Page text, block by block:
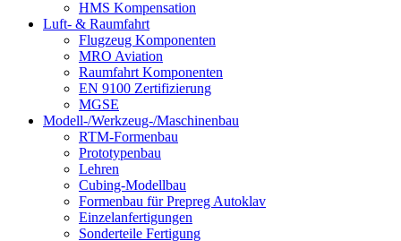
HMS Kompensation
Luft- & Raumfahrt
Flugzeug Komponenten
MRO Aviation
Raumfahrt Komponenten
EN 9100 Zertifizierung
MGSE
Modell-/Werkzeug-/Maschinenbau
RTM-Formenbau
Prototypenbau
Lehren
Cubing-Modellbau
Formenbau für Prepreg Autoklav
Einzelanfertigungen
Sonderteile Fertigung